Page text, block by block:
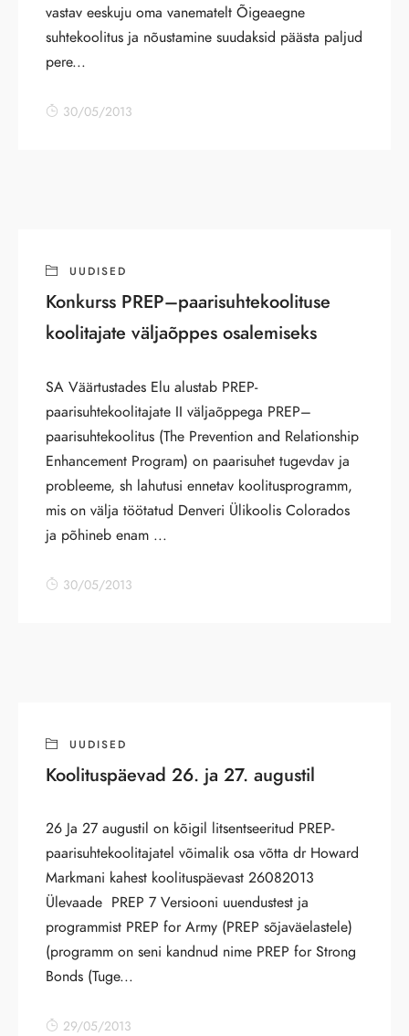
vastav eeskuju oma vanematelt Õigeaegne
suhtekoolitus ja nõustamine suudaksid päästa paljud
pere...
30/05/2013
UUDISED
Konkurss PREP–paarisuhtekoolituse
koolitajate väljaõppes osalemiseks
SA Väärtustades Elu alustab PREP-
paarisuhtekoolitajate II väljaõppega PREP–
paarisuhtekoolitus (The Prevention and Relationship
Enhancement Program) on paarisuhet tugevdav ja
probleeme, sh lahutusi ennetav koolitusprogramm,
mis on välja töötatud Denveri Ülikoolis Colorados
ja põhineb enam ...
30/05/2013
UUDISED
Koolituspäevad 26. ja 27. augustil
26 Ja 27 augustil on kõigil litsentseeritud PREP-
paarisuhtekoolitajatel võimalik osa võtta dr Howard
Markmani kahest koolituspäevast 26082013
Ülevaade PREP 7 Versiooni uuendustest ja
programmist PREP for Army (PREP sõjaväelastele)
(programm on seni kandnud nime PREP for Strong
Bonds (Tuge...
29/05/2013